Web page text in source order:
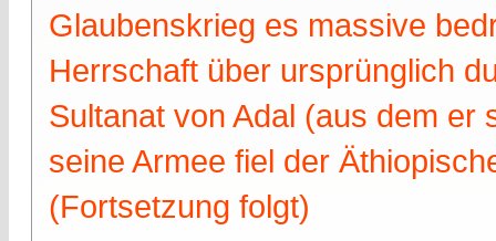
Glaubenskrieg es massive
Herrschaft über ursprünglich
Sultanat von Adal (aus dem er
seine Armee fiel der
(Fortsetzung folgt)